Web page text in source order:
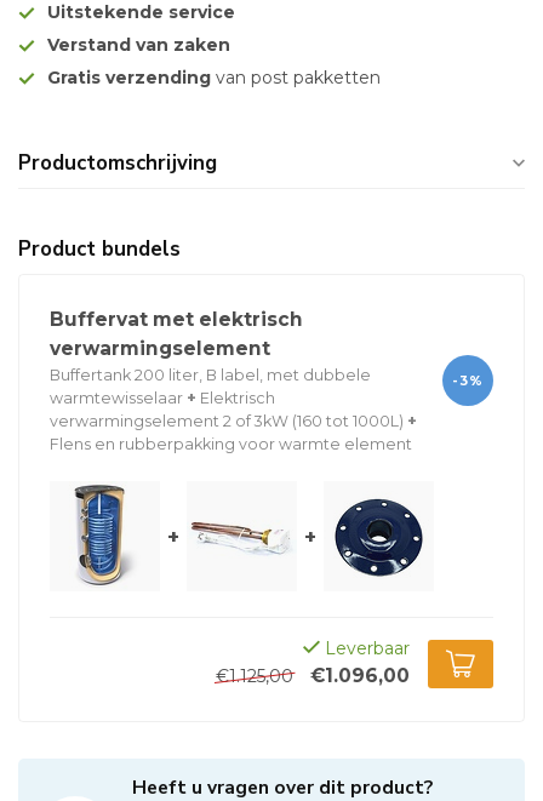
Uitstekende service
Verstand van zaken
Gratis verzending van post pakketten
Productomschrijving
Product bundels
Buffervat met elektrisch
verwarmingselement
Buffertank 200 liter, B label, met dubbele
warmtewisselaar + Elektrisch
verwarmingselement 2 of 3kW (160 tot 1000L) +
Flens en rubberpakking voor warmte element
-3%
+ +
Leverbaar
€1.125,00
€1.096,00
Heeft u vragen over dit product?